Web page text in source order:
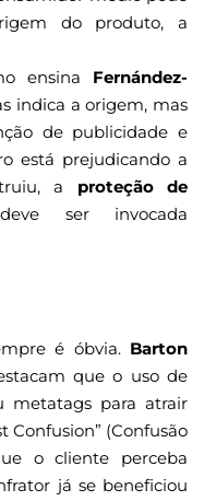
do produto, a
ensina Fernández-
indica a origem, mas
de publicidade e
está prejudicando a
a proteção de
ser invocada
é óbvia. Barton
que o uso de
metatags para atrair
Confusion” (Confusão
o cliente perceba
já se beneficiou